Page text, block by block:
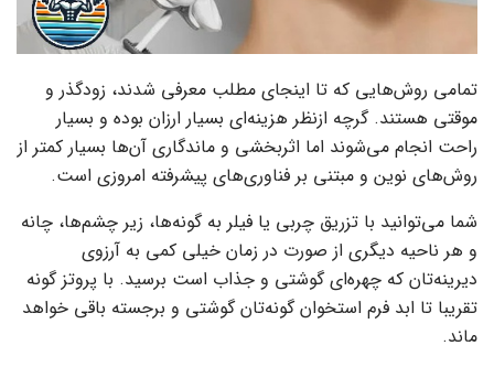
تمامی روش‌هایی که تا اینجای مطلب معرفی شدند، زودگذر و
موقتی هستند. گرچه ازنظر هزینه‌ای بسیار ارزان بوده و بسیار
راحت انجام ‌می‌شوند اما اثربخشی و ماندگاری آن‌ها بسیار کمتر از
روش‌های نوین و مبتنی بر فناوری‌های پیشرفته امروزی است.
شما می‌توانید با تزریق چربی یا فیلر به گونه‌ها، زیر چشم‌ها، چانه
و هر ناحیه دیگری از صورت در زمان خیلی کمی به آرزوی
دیرینه‌تان که چهره‌ای گوشتی و جذاب است برسید. با پروتز گونه
تقریبا تا ابد فرم استخوان گونه‌تان گوشتی و برجسته باقی خواهد
ماند.